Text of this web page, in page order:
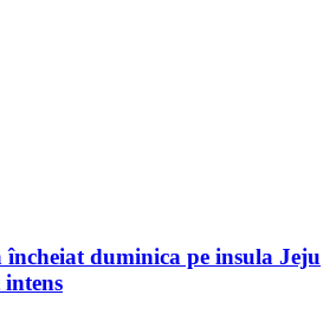
duminica pe insula Jeju